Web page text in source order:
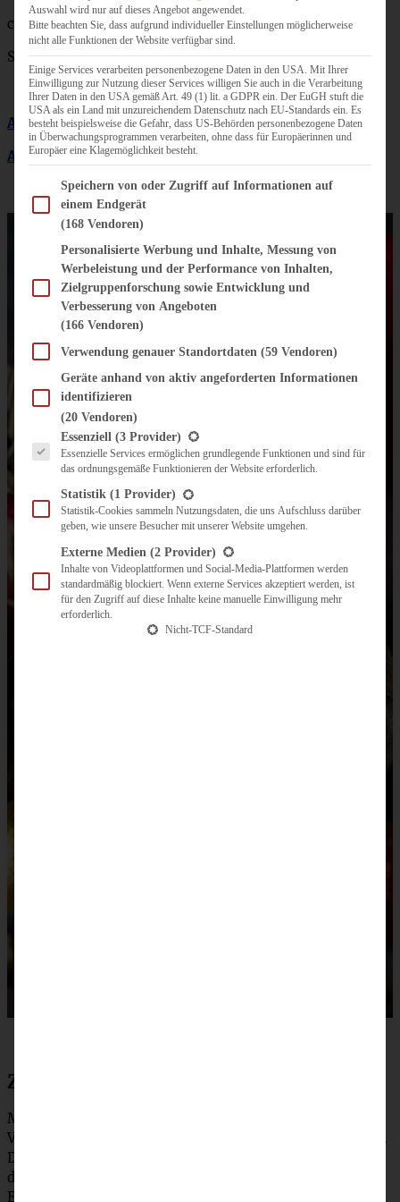
ca. 150 g Nuss-Nougat
Schokoladenglasur
Ausstecher Tannenbaum
Ausstecher Blume
Zubereitung Nougat Spitzbuben
Mehl, Salz, die gemahlenen Mandeln, Zucker und den
Vanillezucker in die Schüssel der Küchenmaschine geben.
Das Ei und die Butter in kleinen Würfeln zufügen und mit
dem Knethaken zu einem Teig zusammenkneten.
Eventuell noch mit den Händen fertig kneten, dann in
Auswahl wird nur auf dieses Angebot angewendet.
Bitte beachten Sie, dass aufgrund individueller Einstellungen möglicherweise
nicht alle Funktionen der Website verfügbar sind.
Einige Services verarbeiten personenbezogene Daten in den USA. Mit Ihrer
Einwilligung zur Nutzung dieser Services willigen Sie auch in die Verarbeitung
Ihrer Daten in den USA gemäß Art. 49 (1) lit. a GDPR ein. Der EuGH stuft die
USA als ein Land mit unzureichendem Datenschutz nach EU-Standards ein. Es
besteht beispielsweise die Gefahr, dass US-Behörden personenbezogene Daten
in Überwachungsprogrammen verarbeiten, ohne dass für Europäerinnen und
Europäer eine Klagemöglichkeit besteht.
Im Folgenden finden Sie eine Liste der Zwecke des IAB Transparency and Consent
Speichern von oder Zugriff auf Informationen auf
einem Endgerät
(168 Vendoren)
Personalisierte Werbung und Inhalte, Messung von
Werbeleistung und der Performance von Inhalten,
Zielgruppenforschung sowie Entwicklung und
Verbesserung von Angeboten
(166 Vendoren)
Verwendung genauer Standortdaten (59 Vendoren)
Geräte anhand von aktiv angeforderten Informationen
identifizieren
(20 Vendoren)
Es folgt eine Liste der Service-Gruppen, für die eine Einwilligung erteilt werden
Essenziell (3 Provider)
Essenzielle Services ermöglichen grundlegende Funktionen und sind für
das ordnungsgemäße Funktionieren der Website erforderlich.
Statistik (1 Provider)
Statistik-Cookies sammeln Nutzungsdaten, die uns Aufschluss darüber
geben, wie unsere Besucher mit unserer Website umgehen.
Externe Medien (2 Provider)
Inhalte von Videoplattformen und Social-Media-Plattformen werden
standardmäßig blockiert. Wenn externe Services akzeptiert werden, ist
für den Zugriff auf diese Inhalte keine manuelle Einwilligung mehr
erforderlich.
Nicht-TCF-Standard